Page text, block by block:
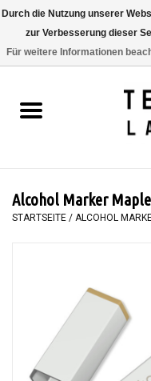
BÜCHER
MALEN
WORKSHOPS
SPECIALS
Alcohol Marker Maple
STARTSEITE / ALCOHOL
Durch die Nutzung unserer
zur Verbesserung dieser
Für weitere Informationen